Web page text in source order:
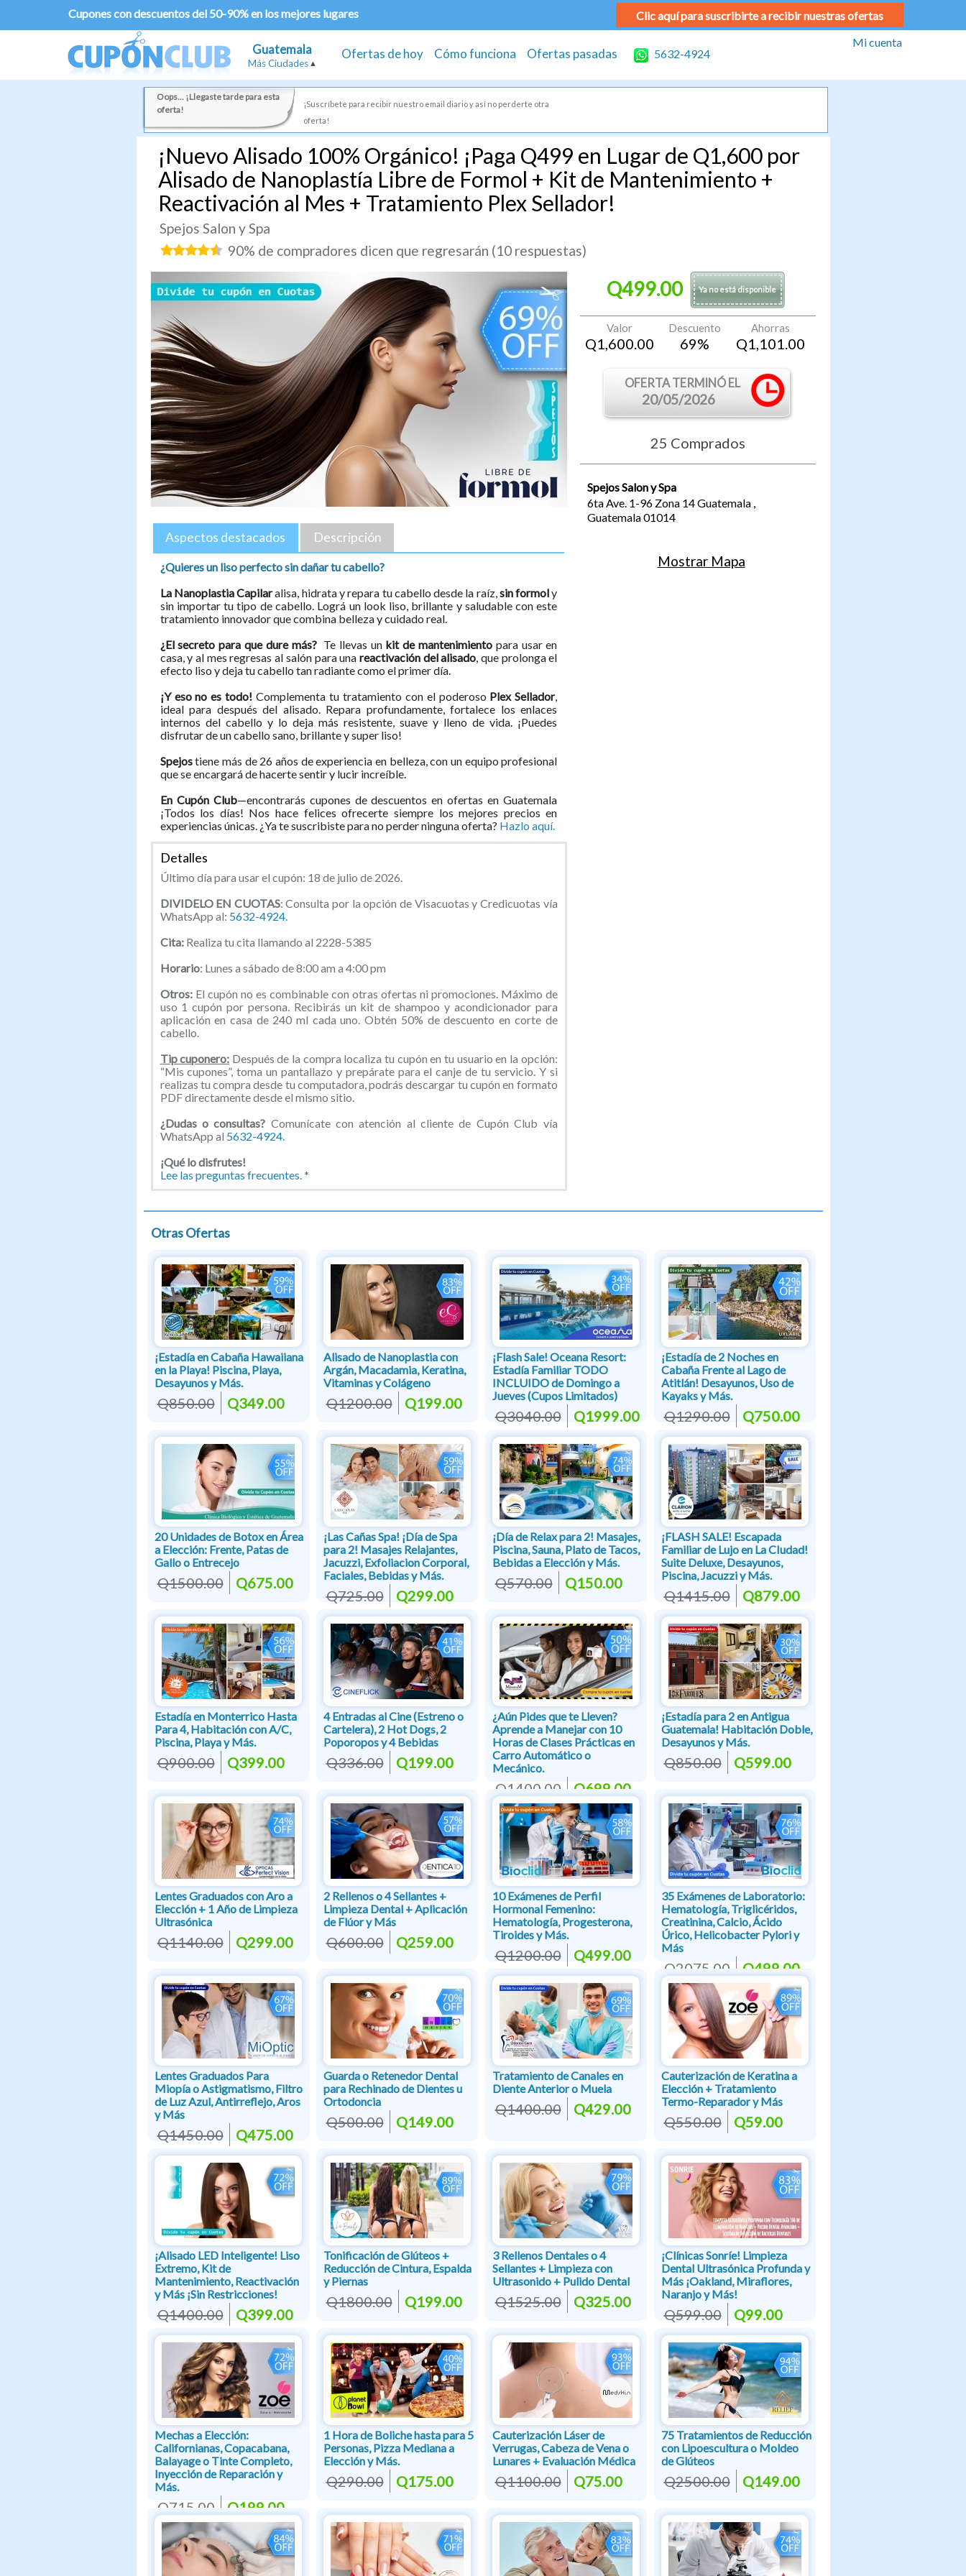
Cupones con descuentos del 50-90% en los mejores lugares Clic aquí para suscribirte a recibir nuestras ofertas
Guatemala
Más Ciudades
Ofertas de hoy Cómo funciona Ofertas pasadas 5632-4924
Mi cuenta
Oops... ¡Llegaste tarde para esta
oferta!
¡Suscríbete para recibir nuestro email diario y así no perderte otra
oferta!
¡Nuevo Alisado 100% Orgánico! ¡Paga Q499 en Lugar de Q1,600 por
Alisado de Nanoplastía Libre de Formol + Kit de Mantenimiento +
Reactivación al Mes + Tratamiento Plex Sellador!
Spejos Salon y Spa
90% de compradores dicen que regresarán (10 respuestas)
Aspectos destacados Descripción
¿Quieres un liso perfecto sin dañar tu cabello?
La Nanoplastia Capilaralisa, hidrata y repara tu cabello desde la raíz, sin formoly
sin importar tu tipo de cabello. Lográ un look liso, brillante y saludable con este
tratamiento innovador que combina belleza y cuidado real.
¿El secreto para que dure más? Te llevas un kit de mantenimiento para usar en
casa, y al mes regresas al salón para una reactivación del alisado , que prolonga el
efecto liso y deja tu cabello tan radiante como el primer día.
¡Y eso no es todo!Complementa tu tratamiento con el poderoso Plex Sellador,
ideal para después del alisado. Repara profundamente, fortalece los enlaces
internos del cabello y lo deja más resistente, suave y lleno de vida. ¡Puedes
disfrutar de un cabello sano, brillante y super liso!
Spejostiene más de 26 años de experiencia en belleza, con un equipo profesional
que se encargará de hacerte sentir y lucir increíble.
En Cupón Club—encontrarás cupones de descuentos en ofertas en Guatemala
¡Todos los días! Nos hace felices ofrecerte siempre los mejores precios en
experiencias únicas. ¿Ya te suscribiste para no perder ninguna oferta? Hazlo aquí.
Detalles
Último día para usar el cupón: 18 de julio de 2026.
DIVIDELO EN CUOTAS: Consulta por la opción de Visacuotas y Credicuotas vía
WhatsApp al: 5632-4924.
Cita:Realiza tu cita llamando al 2228-5385
Horario: Lunes a sábado de 8:00 am a 4:00 pm
Otros:El cupón no es combinable con otras ofertas ni promociones. Máximo de
uso 1 cupón por persona. Recibirás un kit de shampoo y acondicionador para
aplicación en casa de 240 ml cada uno. Obtén 50% de descuento en corte de
cabello.
Tip cuponero: Después de la compra localiza tu cupón en tu usuario en la opción:
“Mis cupones”, toma un pantallazo y prepárate para el canje de tu servicio. Y si
realizas tu compra desde tu computadora, podrás descargar tu cupón en formato
PDF directamente desde el mismo sitio.
¿Dudas o consultas? Comunícate con atención al cliente de Cupón Club vía
WhatsApp al 5632-4924.
¡Qué lo disfrutes!
Lee las preguntas frecuentes.*
Q499.00 Ya no está disponible
Valor
Q1,600.00
Descuento
69%
Ahorras
Q1,101.00
OFERTA TERMINÓ EL
20/05/2026
25 Comprados
Spejos Salon y Spa
6ta Ave. 1-96 Zona 14Guatemala,
Guatemala01014
Mostrar Mapa
Otras Ofertas
¡Estadía en Cabaña Hawaiiana
en la Playa! Piscina, Playa,
Desayunos y Más.
Q850.00 Q349.00
Alisado de Nanoplastia con
Argán, Macadamia, Keratina,
Vitaminas y Colágeno
Q1200.00 Q199.00
¡Flash Sale! Oceana Resort:
Estadía Familiar TODO
INCLUIDO de Domingo a
Jueves (Cupos Limitados)
Q3040.00 Q1999.00
¡Estadía de 2 Noches en
Cabaña Frente al Lago de
Atitlán! Desayunos, Uso de
Kayaks y Más.
Q1290.00 Q750.00
20 Unidades de Botox en Área
a Elección: Frente, Patas de
Gallo o Entrecejo
Q1500.00 Q675.00
¡Las Cañas Spa! ¡Día de Spa
para 2! Masajes Relajantes,
Jacuzzi, Exfoliacion Corporal,
Faciales, Bebidas y Más.
Q725.00 Q299.00
¡Día de Relax para 2! Masajes,
Piscina, Sauna, Plato de Tacos,
Bebidas a Elección y Más.
Q570.00 Q150.00
¡FLASH SALE! Escapada
Familiar de Lujo en La CIudad!
Suite Deluxe, Desayunos,
Piscina, Jacuzzi y Más.
Q1415.00 Q879.00
Estadía en Monterrico Hasta
Para 4, Habitación con A/C,
Piscina, Playa y Más.
Q900.00 Q399.00
4 Entradas al Cine (Estreno o
Cartelera), 2 Hot Dogs, 2
Poporopos y 4 Bebidas
Q336.00 Q199.00
¿Aún Pides que te Lleven?
Aprende a Manejar con 10
Horas de Clases Prácticas en
Carro Automático o
Mecánico.
Q1400.00 Q699.00
¡Estadía para 2 en Antigua
Guatemala! Habitación Doble,
Desayunos y Más.
Q850.00 Q599.00
Lentes Graduados con Aro a
Elección + 1 Año de Limpieza
Ultrasónica
Q1140.00 Q299.00
2 Rellenos o 4 Sellantes +
Limpieza Dental + Aplicación
de Flúor y Más
Q600.00 Q259.00
10 Exámenes de Perfil
Hormonal Femenino:
Hematología, Progesterona,
Tiroides y Más.
Q1200.00 Q499.00
35 Exámenes de Laboratorio:
Hematología, Triglicéridos,
Creatinina, Calcio, Ácido
Úrico, Helicobacter Pylori y
Más
Q2075.00 Q499.00
Lentes Graduados Para
Miopía o Astigmatismo, Filtro
de Luz Azul, Antirreflejo, Aros
y Más
Q1450.00 Q475.00
Guarda o Retenedor Dental
para Rechinado de Dientes u
Ortodoncia
Q500.00 Q149.00
Tratamiento de Canales en
Diente Anterior o Muela
Q1400.00 Q429.00
Cauterización de Keratina a
Elección + Tratamiento
Termo-Reparador y Más
Q550.00 Q59.00
¡Alisado LED Inteligente! Liso
Extremo, Kit de
Mantenimiento, Reactivación
y Más ¡Sin Restricciones!
Q1400.00 Q399.00
Tonificación de Glúteos +
Reducción de Cintura, Espalda
y Piernas
Q1800.00 Q199.00
3 Rellenos Dentales o 4
Sellantes + Limpieza con
Ultrasonido + Pulido Dental
Q1525.00 Q325.00
¡Clínicas Sonríe! Limpieza
Dental Ultrasónica Profunda y
Más ¡Oakland, Miraflores,
Naranjo y Más!
Q599.00 Q99.00
Mechas a Elección:
Californianas, Copacabana,
Balayage o Tinte Completo,
Inyección de Reparación y
Más.
Q715.00 Q199.00
1 Hora de Boliche hasta para 5
Personas, Pizza Mediana a
Elección y Más.
Q290.00 Q175.00
Cauterización Láser de
Verrugas, Cabeza de Vena o
Lunares + Evaluación Médica
Q1100.00 Q75.00
75 Tratamientos de Reducción
con Lipoescultura o Moldeo
de Glúteos
Q2500.00 Q149.00